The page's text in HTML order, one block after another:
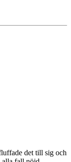
det till sig och